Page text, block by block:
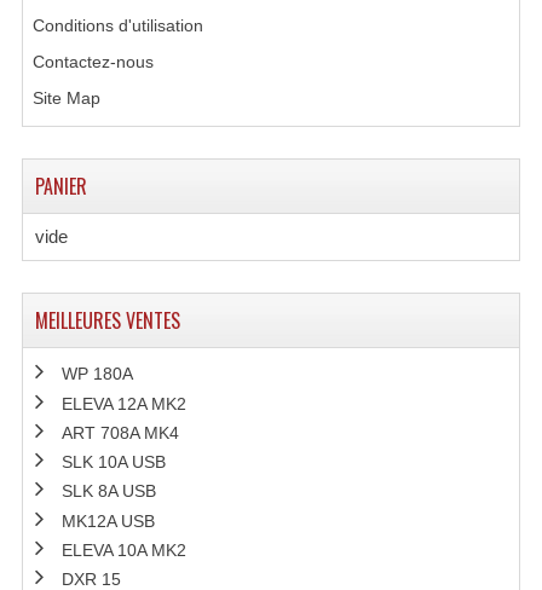
Conditions d'utilisation
Contactez-nous
Site Map
PANIER
vide
MEILLEURES VENTES
WP 180A
ELEVA 12A MK2
ART 708A MK4
SLK 10A USB
SLK 8A USB
MK12A USB
ELEVA 10A MK2
DXR 15